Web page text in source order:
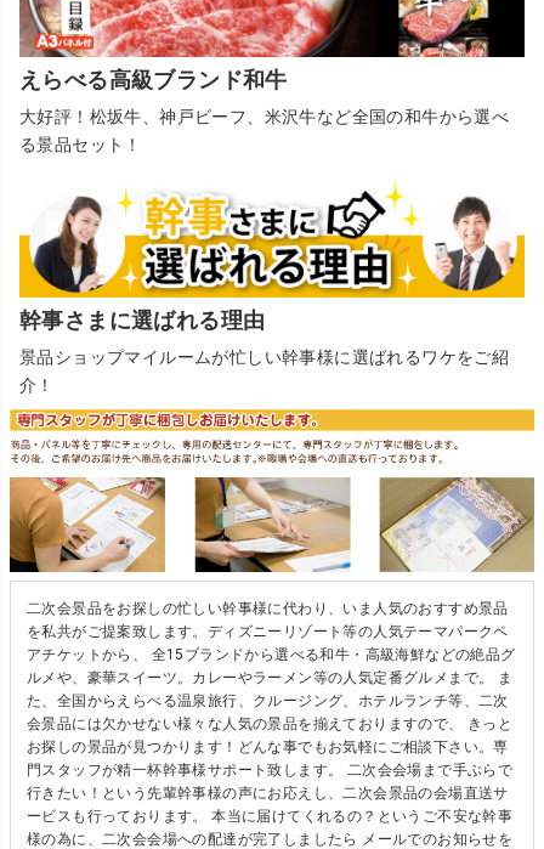
えらべる高級ブランド和牛
大好評！松坂牛、神戸ビーフ、米沢牛など全国の和牛から選べ
る景品セット！
幹事さまに選ばれる理由
景品ショップマイルームが忙しい幹事様に選ばれるワケをご紹
介！
二次会景品をお探しの忙しい幹事様に代わり、いま人気のおすすめ景品
を私共がご提案致します。ディズニーリゾート等の人気テーマパークペ
アチケットから、 全15ブランドから選べる和牛・高級海鮮などの絶品グ
ルメや、豪華スイーツ。カレーやラーメン等の人気定番グルメまで。 ま
た、全国からえらべる温泉旅行、クルージング、ホテルランチ等、二次
会景品には欠かせない様々な人気の景品を揃えておりますので、 きっと
お探しの景品が見つかります！どんな事でもお気軽にご相談下さい。専
門スタッフが精一杯幹事様サポート致します。 二次会会場まで手ぶらで
行きたい！という先輩幹事様の声にお応えし、二次会景品の会場直送サ
ービスも行っております。 本当に届けてくれるの？というご不安な幹事
様の為に、二次会会場への配達が完了しましたら メールでのお知らせを